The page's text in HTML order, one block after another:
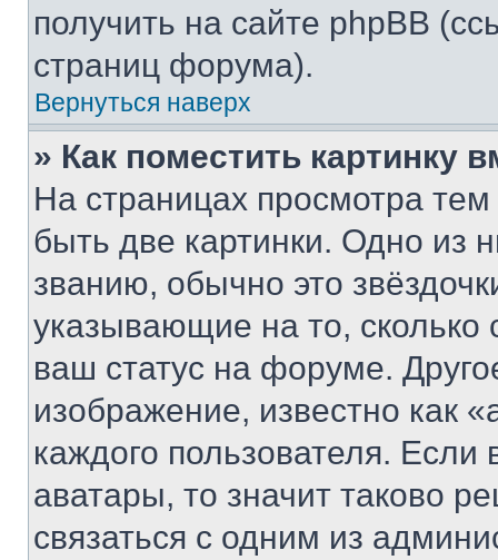
получить на сайте phpBB
страниц форума).
Вернуться наверх
» Как поместить картинку
На страницах просмотра
быть две картинки. Одно из
званию, обычно это
указывающие на то,
ваш статус на форуме.
изображение, известно как
каждого пользователя.
аватары, то значит таково
связаться с одним из